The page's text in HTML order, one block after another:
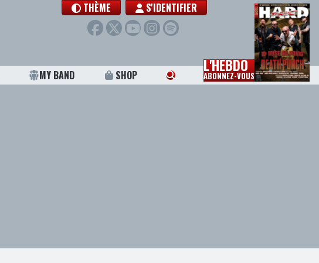
THÈME S'IDENTIFIER
MY BAND SHOP L'HEBDO
ABONNEZ-VOUS